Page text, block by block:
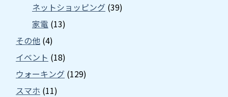
ネットショッピング (39)
家電 (13)
その他 (4)
イベント (18)
ウォーキング (129)
スマホ (11)